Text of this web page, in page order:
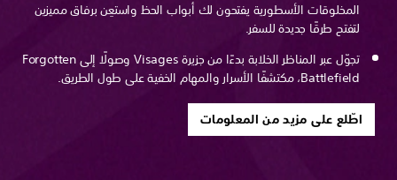
المخلوقات الأسطورية يفتحون لك أبواب الحظ واستعِن برفاق مميزين
لتفتح طرقًا جديدة للسفر.
تجوّل عبر المناظر الخلابة بدءًا من جزيرة Visages وصولًا إلى Forgotten
Battlefield، مكتشفًا الأسرار والمهام الخفية على طول الطريق.
اطّلع على مزيد من المعلومات